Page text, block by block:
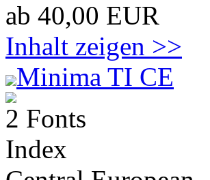
ab 40,00 EUR
Inhalt zeigen >>
Minima TI CE
2 Fonts
Index